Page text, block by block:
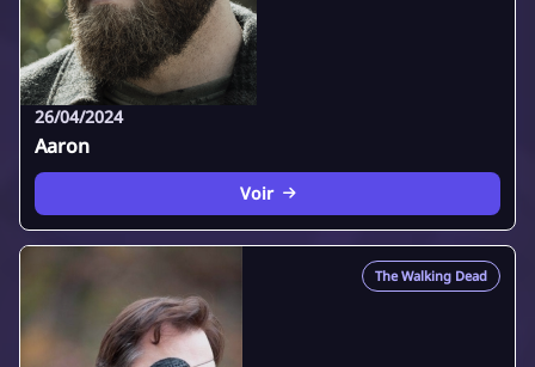
26/04/2024
Aaron
Voir
The Walking Dead